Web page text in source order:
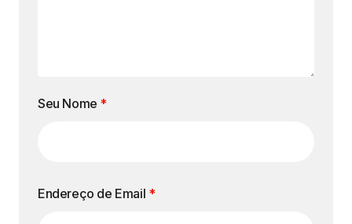
Seu Nome *
Endereço de Email *